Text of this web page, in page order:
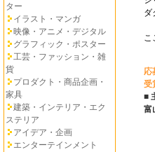
ター
イラスト・マンガ
映像・アニメ・デジタル
グラフィック・ポスター
工芸・ファッション・雑
貨
プロダクト・商品企画・
家具
建築・インテリア・エク
ステリア
アイデア・企画
エンターテインメント
ダ
こ
応
受
■
富